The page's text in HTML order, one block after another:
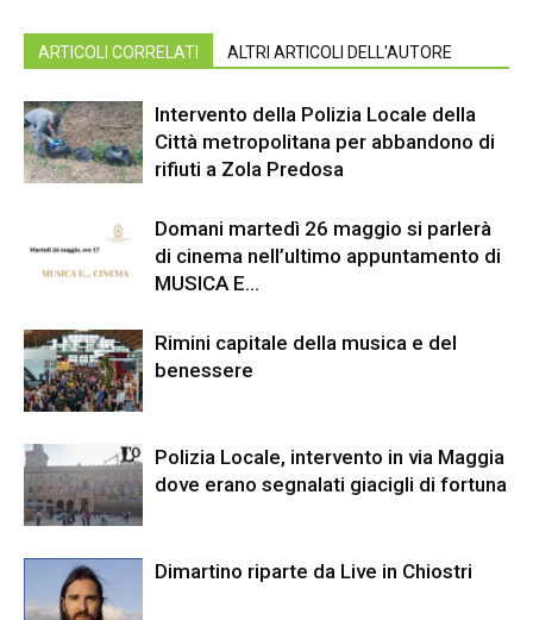
ARTICOLI CORRELATI ALTRI ARTICOLI DELL'AUTORE
Intervento della Polizia Locale della
Città metropolitana per abbandono di
rifiuti a Zola Predosa
Domani martedì 26 maggio si parlerà
di cinema nell’ultimo appuntamento di
MUSICA E…
Rimini capitale della musica e del
benessere
Polizia Locale, intervento in via Maggia
dove erano segnalati giacigli di fortuna
Dimartino riparte da Live in Chiostri